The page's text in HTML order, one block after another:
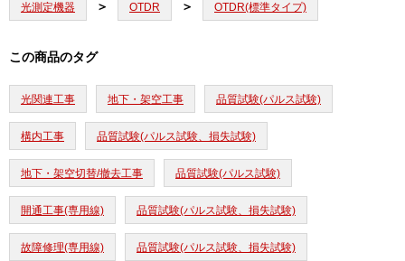
光測定機器 OTDR OTDR(標準タイプ)
この商品のタグ
光関連工事 地下・架空工事 品質試験(パルス試験)
構内工事 品質試験(パルス試験、損失試験)
地下・架空切替/撤去工事 品質試験(パルス試験)
開通工事(専用線) 品質試験(パルス試験、損失試験)
故障修理(専用線) 品質試験(パルス試験、損失試験)